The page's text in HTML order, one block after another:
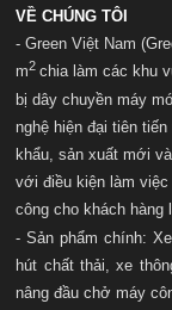
VỀ CHÚNG TÔI
- Green Việt Nam
m2 chia làm các khu
bị dây chuyền máy
nghệ hiện đại tiên
khẩu, sản xuất mới
với điều kiện làm
công cho khách hàng
- Sản phẩm chính:
hút chất thải, xe
nâng đầu chở máy